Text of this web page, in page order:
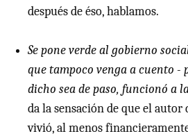
después de éso, hablamos.
Se pone verde al gobierno
que tampoco venga a cuento -
dicho sea de paso, funcionó a
da la sensación de que el
vivió, al menos